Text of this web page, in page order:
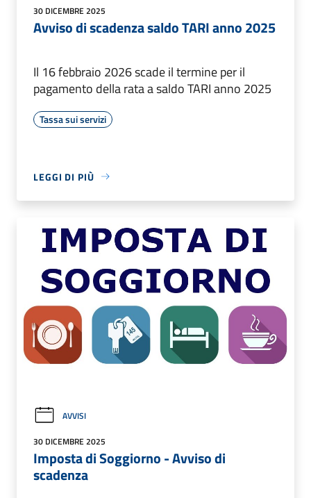
30 DICEMBRE 2025
Avviso di scadenza saldo TARI anno 2025
Il 16 febbraio 2026 scade il termine per il
pagamento della rata a saldo TARI anno 2025
Tassa sui servizi
LEGGI DI PIÙ
AVVISI
30 DICEMBRE 2025
Imposta di Soggiorno - Avviso di
scadenza